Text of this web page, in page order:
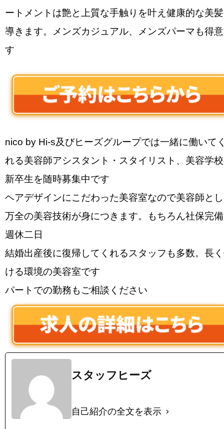
ートメントは艶と上質な手触りを叶え健康的な美
導きます。メンズカジュアル、メンズパーマも得
す
nico by Hi-s及びヒーズグループでは一緒に働いて
れる美容師アシスタント・スタイリスト、美容学
新卒生を随時募集中です
ヘアデザインにこだわった美容室なので美容師と
万全の美容技術が身につきます。もちろん社保完
週休二日
結婚出産後に復帰してくれるスタッフも多数。長
ける環境の美容室です
パートでの勤務もご相談ください
スタッフヒーズ
自己紹介の全文を表示